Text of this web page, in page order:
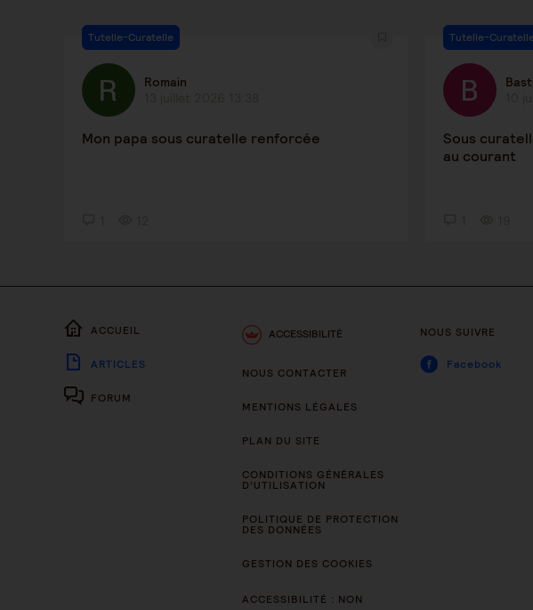
Tutelle-Curatelle
Romain
Mon papa sous curatelle renforcée
Tutelle-
Sous
au courant
ACCUEIL
ARTICLES
FORUM
ACCESSIBILITÉ
NOUS CONTACTER
MENTIONS LÉGALES
PLAN DU SITE
CONDITIONS GÉNÉRALES
D’UTILISATION
POLITIQUE DE PROTECTION
DES DONNÉES
GESTION DES COOKIES
ACCESSIBILITÉ : NON
NOUS SUIVRE
Facebook